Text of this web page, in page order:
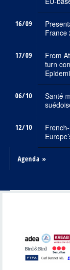
16/09
France
17/09
From
turn
06/10
Santé
12/10
Agenda »